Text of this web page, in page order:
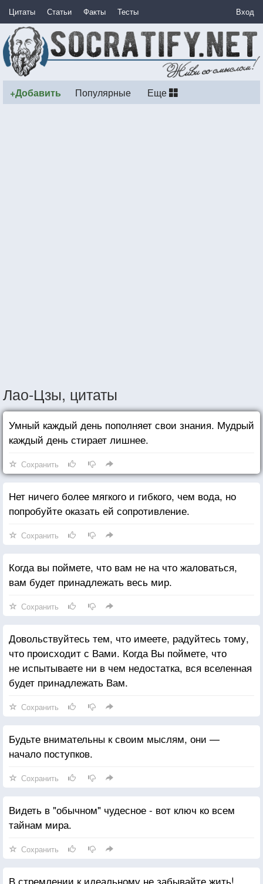
Цитаты Статьи Факты Тесты Вход
+Добавить Популярные Еще
Лао-Цзы, цитаты
Умный каждый день пополняет свои знания. Мудрый
каждый день стирает лишнее.
Сохранить
Нет ничего более мягкого и гибкого, чем вода, но
попробуйте оказать ей сопротивление.
Сохранить
Когда вы поймете, что вам не на что жаловаться,
вам будет принадлежать весь мир.
Сохранить
Довольствуйтесь тем, что имеете, радуйтесь тому,
что происходит с Вами. Когда Вы поймете, что
не испытываете ни в чем недостатка, вся вселенная
будет принадлежать Вам.
Сохранить
Будьте внимательны к своим мыслям, они —
начало поступков.
Сохранить
Видеть в "обычном" чудесное - вот ключ ко всем
тайнам мира.
Сохранить
В стремлении к идеальному не забывайте жить!